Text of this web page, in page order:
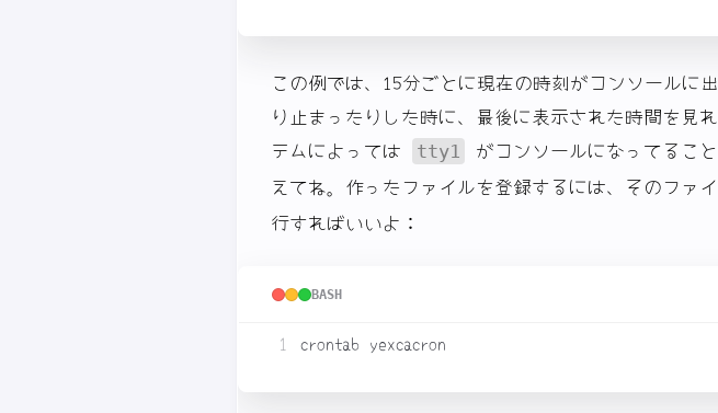
この例では、15分ごとに現在の時刻がコンソールに
り止まったりした時に、最後に表示された時間を見
テムによっては
tty1
がコンソールになってるこ
えてね。作ったファイルを登録するには、そのファ
行すればいいよ：
BASH